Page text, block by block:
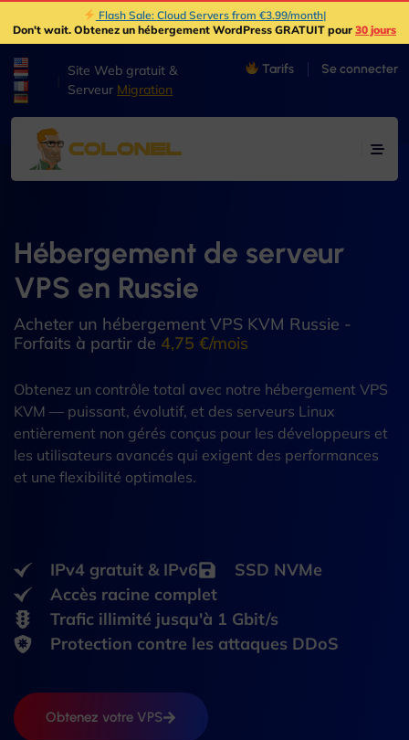
Flash Sale: Cloud Servers from €3.99/month|
Don't wait. Obtenez un hébergement WordPress GRATUIT pour 30 jours
Site Web gratuit &
Serveur Migration
Tarifs Se connecter
Hébergement de serveur
VPS en Russie
Acheter un hébergement VPS KVM Russie -
Forfaits à partir de 4,75 €/mois
Obtenez un contrôle total avec notre hébergement VPS
KVM — puissant, évolutif, et des serveurs Linux
entièrement non gérés conçus pour les développeurs et
les utilisateurs avancés qui exigent des performances
et une flexibilité optimales.
IPv4 gratuit & IPv6
SSD NVMe
Accès racine complet
Trafic illimité jusqu'à 1 Gbit/s
Protection contre les attaques DDoS
Obtenez votre VPS